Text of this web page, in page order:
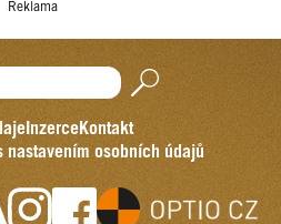
Reklama
InzerceKontakt
nastavením osobních údajů